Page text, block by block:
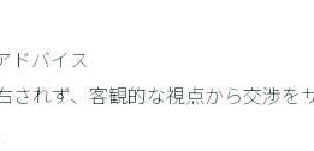
ドバイス
されず、客観的な視点から交渉